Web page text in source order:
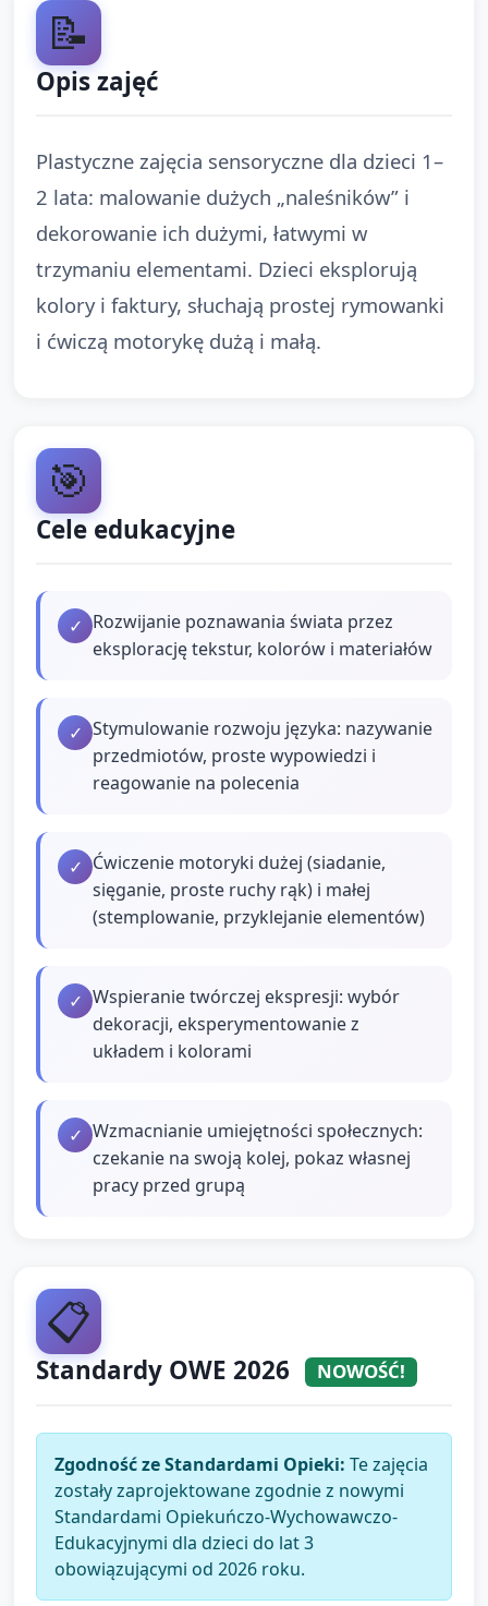
📝
Opis zajęć
Plastyczne zajęcia sensoryczne dla dzieci 1–
2 lata: malowanie dużych „naleśników” i
dekorowanie ich dużymi, łatwymi w
trzymaniu elementami. Dzieci eksplorują
kolory i faktury, słuchają prostej rymowanki
i ćwiczą motorykę dużą i małą.
🎯
Cele edukacyjne
✓ Rozwijanie poznawania świata przez
eksplorację tekstur, kolorów i materiałów
✓ Stymulowanie rozwoju języka: nazywanie
przedmiotów, proste wypowiedzi i
reagowanie na polecenia
✓ Ćwiczenie motoryki dużej (siadanie,
sięganie, proste ruchy rąk) i małej
(stemplowanie, przyklejanie elementów)
✓ Wspieranie twórczej ekspresji: wybór
dekoracji, eksperymentowanie z
układem i kolorami
✓ Wzmacnianie umiejętności społecznych:
czekanie na swoją kolej, pokaz własnej
pracy przed grupą
📋
Standardy OWE 2026 NOWOŚĆ!
Zgodność ze Standardami Opieki: Te zajęcia
zostały zaprojektowane zgodnie z nowymi
Standardami Opiekuńczo-Wychowawczo-
Edukacyjnymi dla dzieci do lat 3
obowiązującymi od 2026 roku.